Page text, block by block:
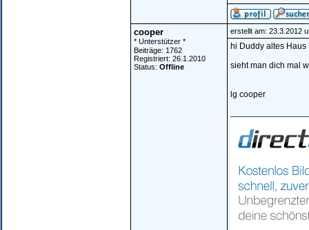
cooper
* Unterstützer *
Beiträge: 1762
Registriert: 26.1.2010
Status: Offline
erstellt am: 23.3.2012
hi Duddy altes Haus
sieht man dich mal
lg cooper